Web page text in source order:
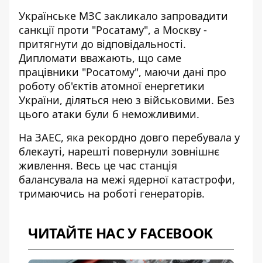
Українське МЗС закликало запровадити
санкції проти "Росатаму", а Москву -
притягнути до відповідальності.
Дипломати вважають, що саме
працівники "Росатому", маючи дані про
роботу об'єктів атомної енергетики
України, діляться нею з військовими. Без
цього атаки були б неможливими.
На ЗАЕС, яка рекордно довго перебувала у
блекауті, нарешті повернули зовнішнє
живлення. Весь це час станція
балансувала на межі ядерної катастрофи,
тримаючись на роботі генераторів.
ЧИТАЙТЕ НАС У FACEBOOK